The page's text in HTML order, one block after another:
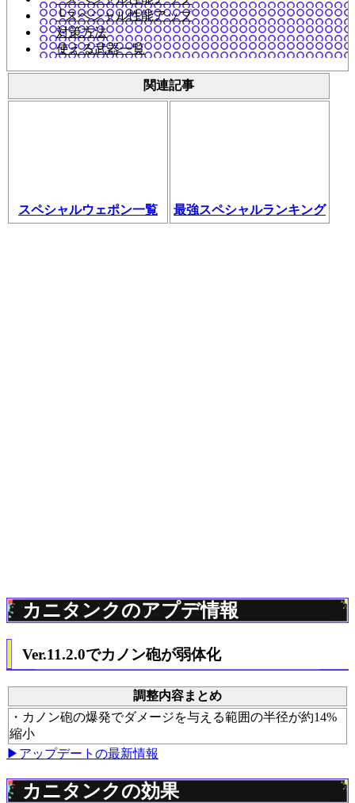
└スペシャル性能アップ
対策方法
使える武器一覧
関連記事
スペシャルウェポン一覧 最強スペシャルランキング
カニタンクのアプデ情報
Ver.11.2.0でカノン砲が弱体化
調整内容まとめ
・カノン砲の爆発でダメージを与える範囲の半径が約14%
縮小
▶アップデートの最新情報
カニタンクの効果